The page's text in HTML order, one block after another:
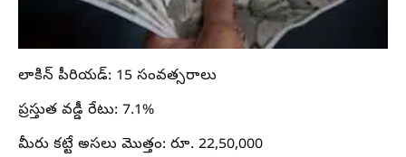
లాకిన్ పీరియడ్: 15 సంవత్సరాలు
ప్రస్తుత వడ్డీ రేటు: 7.1%
మీరు కట్టే అసలు మొత్తం: రూ. 22,50,000